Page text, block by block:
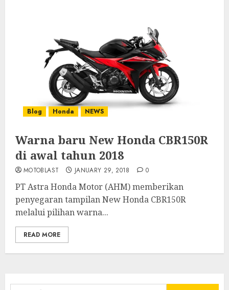
Blog Honda NEWS
Warna baru New Honda CBR150R
di awal tahun 2018
MOTOBLAST JANUARY 29, 2018 0
PT Astra Honda Motor (AHM) memberikan
penyegaran tampilan New Honda CBR150R
melalui pilihan warna...
READ MORE